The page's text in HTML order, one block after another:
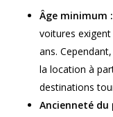
Âge minimum :
voitures
ans.
la location à
destinations
Ancienneté du